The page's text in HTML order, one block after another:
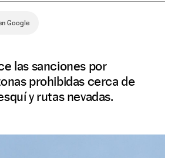
Google
las sanciones por
prohibidas cerca de
y rutas nevadas.